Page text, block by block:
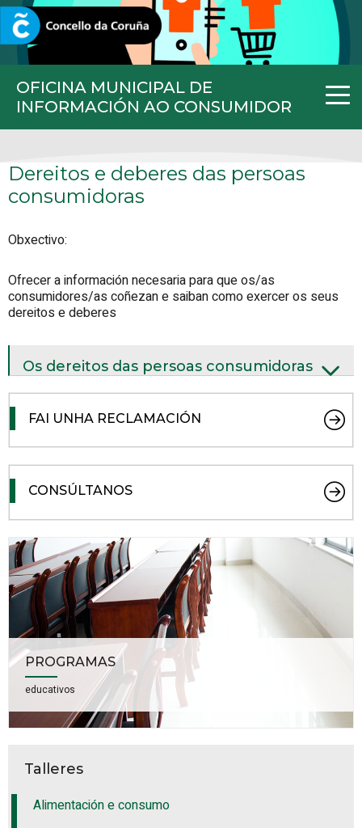
OFICINA MUNICIPAL DE
INFORMACIÓN AO CONSUMIDOR
CORUNA.GAL
Dereitos e deberes das persoas
consumidoras
Obxectivo:
Ofrecer a información necesaria para que os/as
consumidores/as coñezan e saiban como exercer os seus
dereitos e deberes
Os dereitos das persoas consumidoras
FAI UNHA RECLAMACIÓN
CONSÚLTANOS
PROGRAMAS
educativos
Talleres
Alimentación e consumo